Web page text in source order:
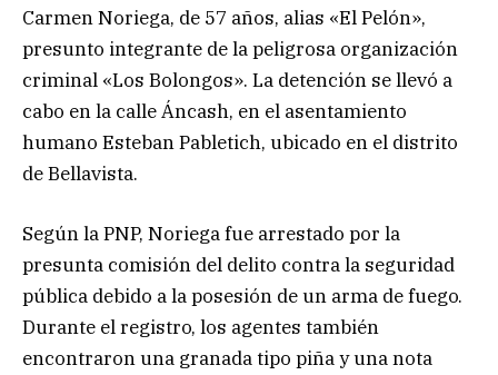
Carmen Noriega, de 57 años, alias «El Pelón»,
presunto integrante de la peligrosa organización
criminal «Los Bolongos». La detención se llevó a
cabo en la calle Áncash, en el asentamiento
humano Esteban Pabletich, ubicado en el distrito
de Bellavista.
Según la PNP, Noriega fue arrestado por la
presunta comisión del delito contra la seguridad
pública debido a la posesión de un arma de fuego.
Durante el registro, los agentes también
encontraron una granada tipo piña y una nota